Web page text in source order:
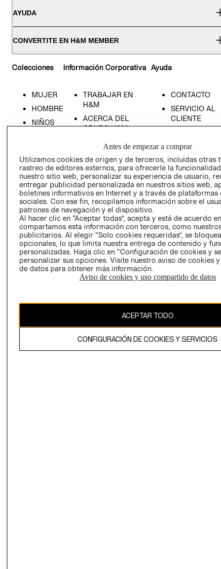
AYUDA
CONVERTITE EN H&M MEMBER
Colecciones
MUJER
HOMBRE
NIÑOS
Información Corporativa
TRABAJAR EN
H&M
ACERCA DEL
GRUPO H&M
RESPONSABILIDAD
SOCIAL
PRENSA
RELACIÓN CON
INVERSIONISTAS
POLÍTICA
EMPRESARIAL
Ayuda
CONTACTO
SERVICIO AL
CLIENTE
NUESTRAS
TIENDAS
- RETIRO EN
TIENDA
TÉRMINOS Y
AVISO DE
PRIVACIDAD
GIFT CARD
AVISO DE
COOKIES
Antes de empezar a comprar
Utilizamos cookies de origen y de terceros, incluidas otras
rastreo de editores externos, para ofrecerle la
nuestro sitio web, personalizar su experiencia de usuario,
entregar publicidad personalizada en nuestros sitios web,
boletines informativos en Internet y a través de plataformas
sociales. Con ese fin, recopilamos información sobre el
patrones de navegación y el dispositivo.
Al hacer clic en “Aceptar todas”, acepta y está de acuerdo
compartamos esta información con terceros, como
publicitarios. Al elegir “Solo cookies requeridas”, se
opcionales, lo que limita nuestra entrega de contenido y
personalizadas. Haga clic en “Configuración de cookies y
personalizar sus opciones. Visite nuestro aviso de cookies
de datos para obtener más información.
Aviso de cookies y uso compartido de datos
ACEPTAR TODO
CONFIGURACIÓN DE COOKIES Y SERVICIOS